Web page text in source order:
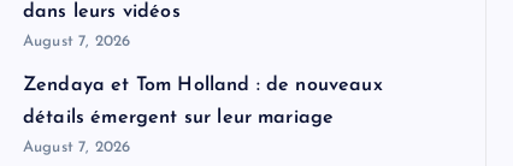
dans leurs vidéos
August 7, 2026
Zendaya et Tom Holland : de nouveaux
détails émergent sur leur mariage
August 7, 2026